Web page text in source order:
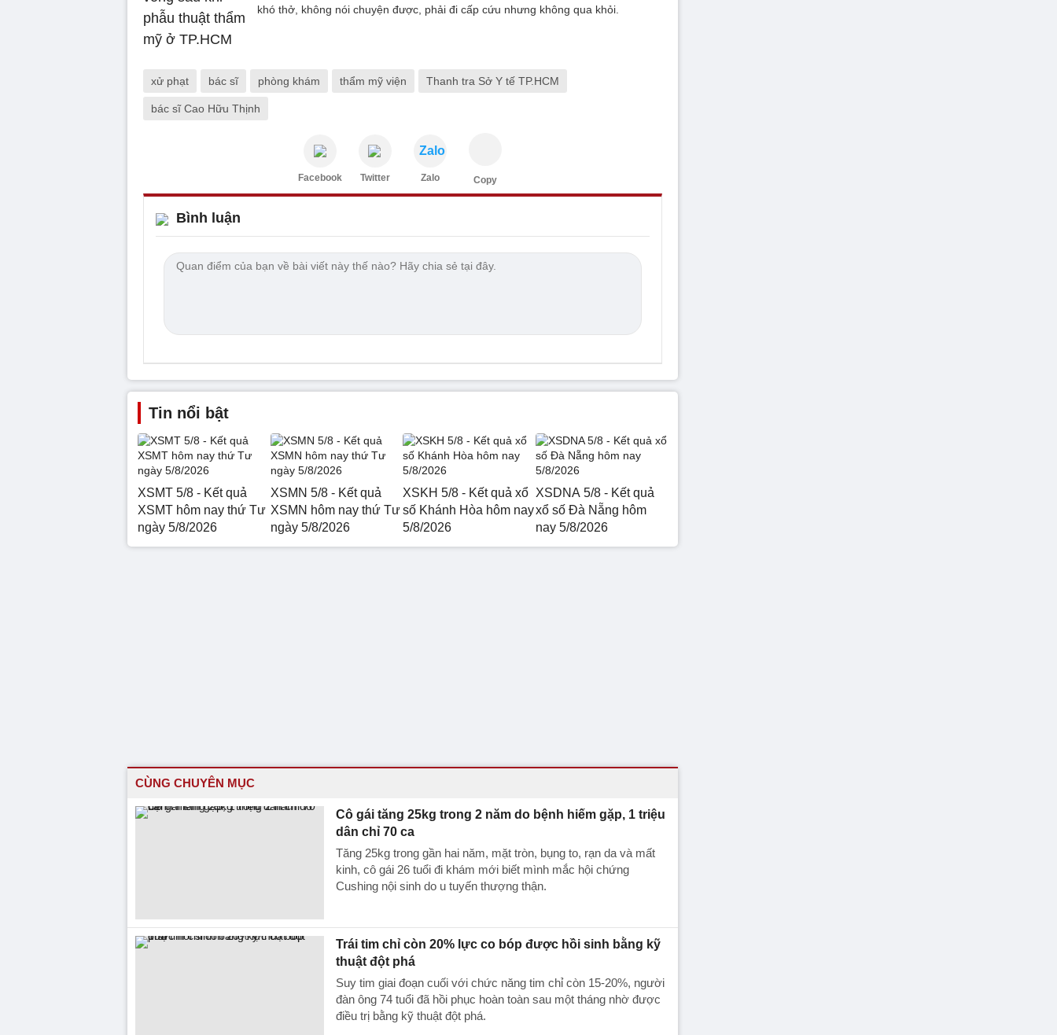
khó thở, không nói chuyện được, phải đi cấp cứu nhưng không qua khỏi.
xử phạt bác sĩ phòng khám thẩm mỹ viện Thanh tra Sở Y tế TP.HCM
bác sĩ Cao Hữu Thịnh
Facebook Twitter
Zalo
Zalo Copy
Bình luận
Tin nổi bật
XSMT 5/8 - Kết quả
XSMT hôm nay thứ Tư
ngày 5/8/2026
XSMN 5/8 - Kết quả
XSMN hôm nay thứ Tư
ngày 5/8/2026
XSKH 5/8 - Kết quả xổ
số Khánh Hòa hôm nay
5/8/2026
XSDNA 5/8 - Kết quả
xổ số Đà Nẵng hôm
nay 5/8/2026
CÙNG CHUYÊN MỤC
Cô gái tăng 25kg trong 2 năm do bệnh hiếm gặp, 1 triệu
dân chỉ 70 ca
Tăng 25kg trong gần hai năm, mặt tròn, bụng to, rạn da và mất
kinh, cô gái 26 tuổi đi khám mới biết mình mắc hội chứng
Cushing nội sinh do u tuyến thượng thận.
Trái tim chỉ còn 20% lực co bóp được hồi sinh bằng kỹ
thuật đột phá
Suy tim giai đoạn cuối với chức năng tim chỉ còn 15-20%, người
đàn ông 74 tuổi đã hồi phục hoàn toàn sau một tháng nhờ được
điều trị bằng kỹ thuật đột phá.